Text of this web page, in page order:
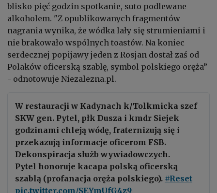
blisko pięć godzin spotkanie, suto podlewane
alkoholem. "Z opublikowanych fragmentów
nagrania wynika, że wódka lały się strumieniami i
nie brakowało wspólnych toastów. Na koniec
serdecznej popijawy jeden z Rosjan dostał zaś od
Polaków oficerską szablę, symbol polskiego oręża”
- odnotowuje Niezalezna.pl.
W restauracji w Kadynach k/Tolkmicka szef
SKW gen. Pytel, płk Dusza i kmdr Siejek
godzinami chleją wódę, fraternizują się i
przekazują informacje oficerom FSB.
Dekonspiracja służb wywiadowczych.
Pytel honoruje kacapa polską oficerską
szablą (profanacja oręża polskiego). #Reset
pic.twitter.com/SEYmUfG4z9